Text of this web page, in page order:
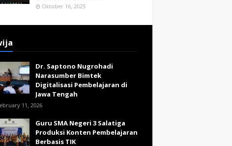
Oktober 16, 2025
Dr. Saptono Nugrohadi
Narasumber Bimtek
Digitalisasi Pembelajaran di
Jawa Tengah
11, 2026
Guru SMA Negeri 3 Salatiga
Produksi Konten Pembelajaran
Berbasis TIK